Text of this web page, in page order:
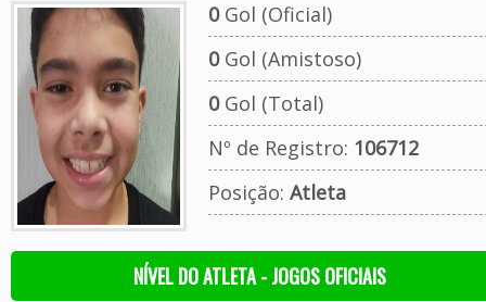
0Gol (Oficial)
0Gol (Amistoso)
0Gol (Total)
Nº de Registro: 106712
Posição: Atleta
NÍVEL DO ATLETA - JOGOS OFICIAIS